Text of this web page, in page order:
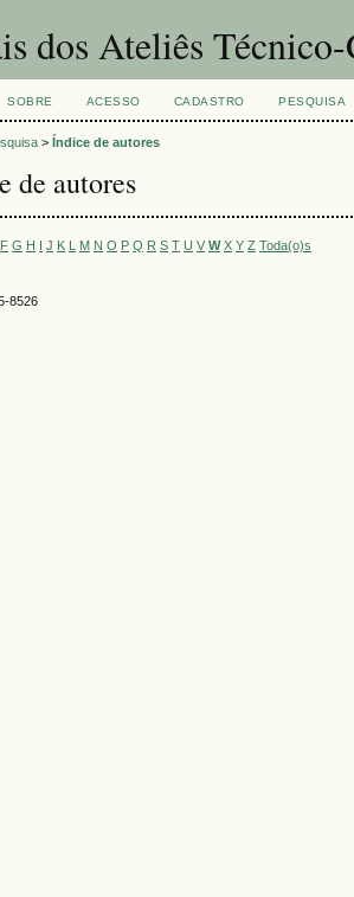
dos Ateliês
SOBRE ACESSO CADASTRO PESQUISA
> Índice de autores
de autores
F G H I J K L M N O P Q R S T U V W X Y Z Toda(o)s
8526